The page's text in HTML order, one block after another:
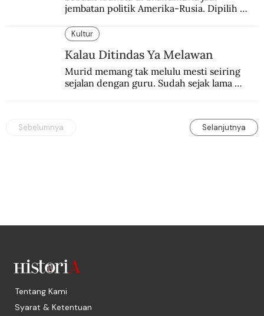
jembatan politik Amerika-Rusia. Dipilih
Kultur
Kalau Ditindas Ya Melawan
Murid memang tak melulu mesti seiring
sejalan dengan guru. Sudah sejak lama
Sebelumnya Selanjutnya
Tentang Kami
Syarat & Ketentuan